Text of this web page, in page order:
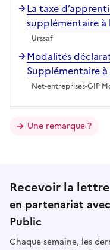
La taxe
supplémentaire à
Urssaf
Modalités
Supplémentaire à
Net-entreprises-GIP
Une remarque ?
Recevoir la
en partenariat avec
Public
Chaque semaine, les